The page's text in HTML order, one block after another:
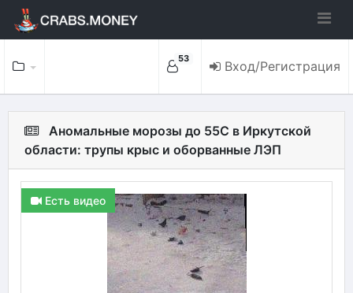
53 Вход/Регистрация
Аномальные морозы до 55C в Иркутской
области: трупы крыс и оборванные ЛЭП
Есть видео